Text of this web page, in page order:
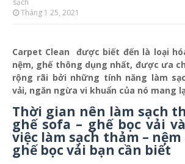
sạch
Tháng 1 25, 2021
Carpet Clean được biết đến là loại
nệm, ghế thông dụng nhất, được ưa
rộng rãi bởi những tính năng làm
vải, ngăn ngừa vi khuẩn của nó mang
Thời gian nên làm sạch
ghế sofa – ghế bọc vải
việc làm sạch thảm – nệm
ghế bọc vải bạn cần biết